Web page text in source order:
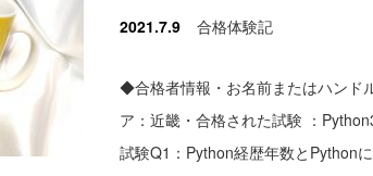
2021.7.9 合格体験記
◆合格者情報・お名前またはハンド
ア：近畿・合格された試験 ：
試験Q1：Python経歴年数とPython